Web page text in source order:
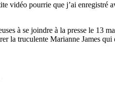
vidéo pourrie que j’ai
à se joindre à la presse le 13
la truculente Marianne James